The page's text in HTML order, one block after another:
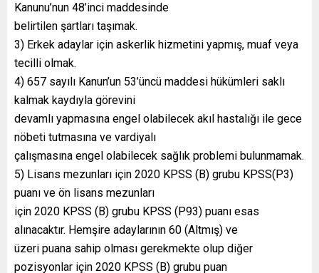
Kanunu’nun 48’inci maddesinde
belirtilen şartları taşımak.
3) Erkek adaylar için askerlik hizmetini yapmış, muaf veya
tecilli olmak.
4) 657 sayılı Kanun’un 53’üncü maddesi hükümleri saklı
kalmak kaydıyla görevini
devamlı yapmasına engel olabilecek akıl hastalığı ile gece
nöbeti tutmasına ve vardiyalı
çalışmasına engel olabilecek sağlık problemi bulunmamak.
5) Lisans mezunları için 2020 KPSS (B) grubu KPSS(P3)
puanı ve ön lisans mezunları
için 2020 KPSS (B) grubu KPSS (P93) puanı esas
alınacaktır. Hemşire adaylarının 60 (Altmış) ve
üzeri puana sahip olması gerekmekte olup diğer
pozisyonlar için 2020 KPSS (B) grubu puan